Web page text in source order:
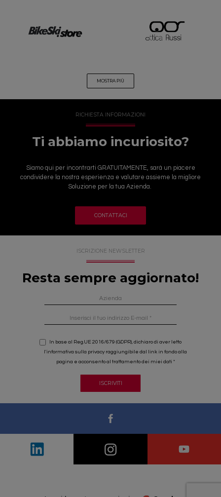
MOSTRA PIÙ
RICHIESTA INFORMAZIONI
Ti abbiamo incuriosito?
Siamo qui per incontrarti GRATUITAMENTE, sarà un piacere
condividere la nostra esperienza e valutare assieme la migliore
Soluzione per la tua Azienda.
CONTATTACI
ISCRIZIONE NEWSLETTER
Resta sempre aggiornato!
In base al Reg.UE 2016/679 (GDPR), dichiaro di aver letto
l'informativa sulla privacy raggiungibile dal link in fondo alla
pagina e acconsento al trattamento dei miei dati
ISCRIVITI